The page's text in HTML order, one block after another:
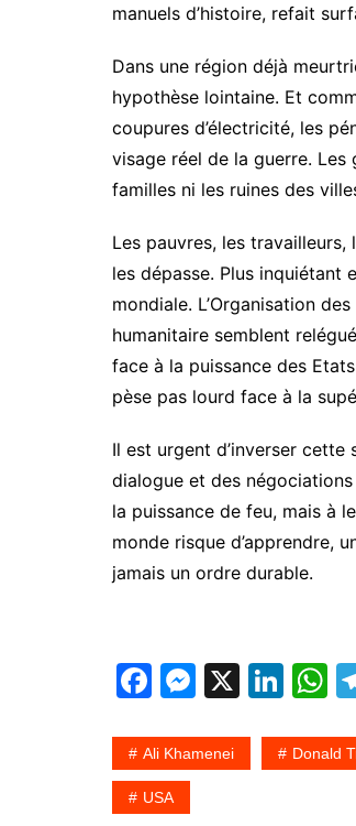
manuels d’histoire, refait
Dans une région déjà
hypothèse lointaine. Et
coupures d’électricité, les
visage réel de la guerre. Les
familles ni les ruines des
Les pauvres, les
les dépasse. Plus inquiétant
mondiale. L’Organisation
humanitaire semblent
face à la puissance des
pèse pas lourd face à la
Il est urgent d’inverser
dialogue et des
la puissance de feu, mais à
monde risque d’apprendre,
jamais un ordre durable.
F
c
e
M
s
X
Li
k
Ali Khamenei Donald
USA